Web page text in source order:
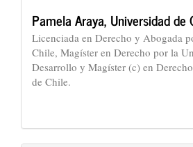
Pamela Araya, Universidad de
Licenciada en Derecho y Abogada
Chile, Magíster en Derecho por la
Desarrollo y Magíster (c) en
de Chile.